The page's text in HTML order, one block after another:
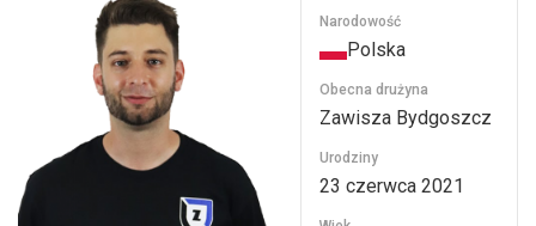
Narodowość
Polska
Obecna drużyna
Zawisza Bydgoszcz
Urodziny
23 czerwca 2021